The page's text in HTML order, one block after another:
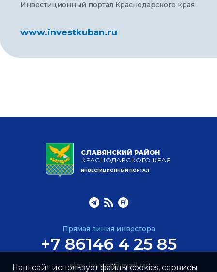
Инвестиционный портал Краснодарского края
www.investkuban.ru
СЛАВЯНСКИЙ РАЙОН
КРАСНОДАРСКОГО КРАЯ
ИНВЕСТИЦИОННЫЙ ПОРТАЛ
Прямая линия инвестора
+7 86146 4 25 85
slav_invest@mail.ru
Наш сайт использует файлы cookies, сервисы